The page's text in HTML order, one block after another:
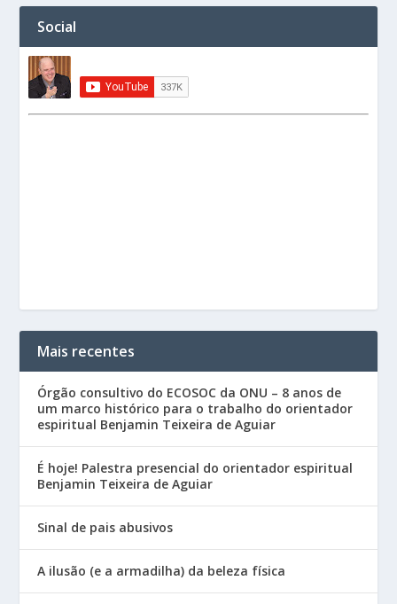
Social
Mais recentes
Órgão consultivo do ECOSOC da ONU – 8 anos de
um marco histórico para o trabalho do orientador
espiritual Benjamin Teixeira de Aguiar
É hoje! Palestra presencial do orientador espiritual
Benjamin Teixeira de Aguiar
Sinal de pais abusivos
A ilusão (e a armadilha) da beleza física